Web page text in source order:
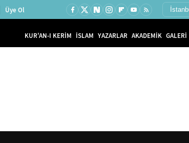
Üye Ol
KUR'AN-I KERİM İSLAM YAZARLAR AKADEMİK GALERİ